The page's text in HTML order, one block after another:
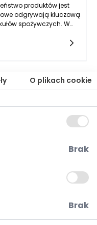
produktów jest
odgrywają kluczową
spożywczych. W
wszystkie materiały
zgodne z normami
Oznacza to, że papier
ani toksycznych
żywności i
konsumentów.
O plikach cookie
Brak
Brak